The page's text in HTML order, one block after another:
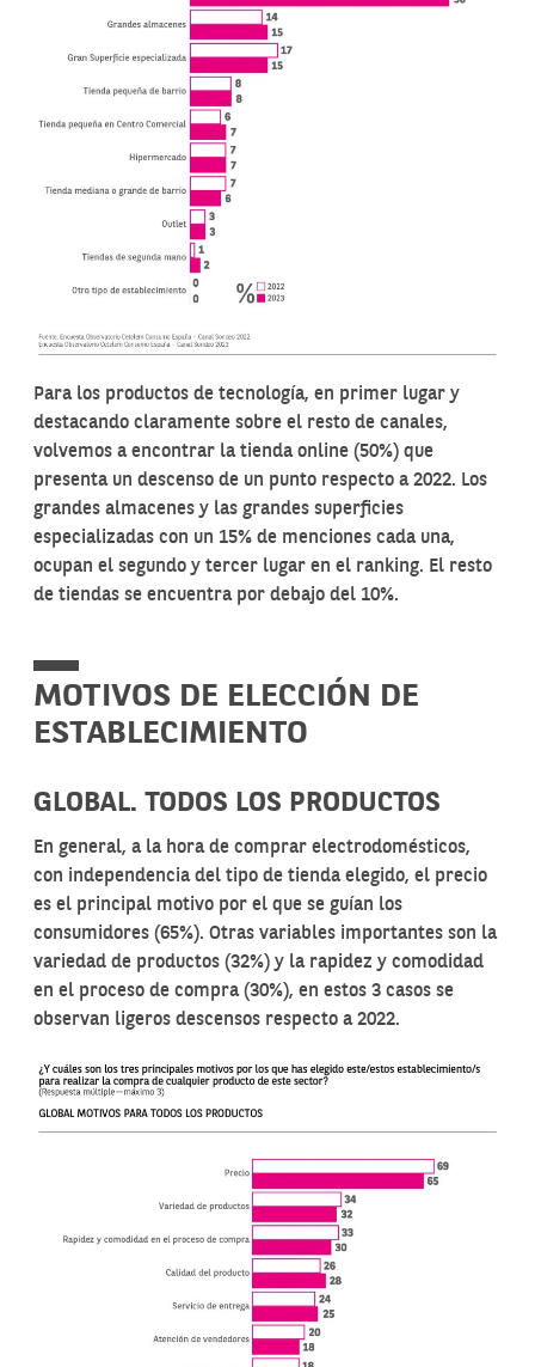
Para los productos de tecnología, en primer lugar y
destacando claramente sobre el resto de canales,
volvemos a encontrar la tienda online (50%) que
presenta un descenso de un punto respecto a 2022. Los
grandes almacenes y las grandes superficies
especializadas con un 15% de menciones cada una,
ocupan el segundo y tercer lugar en el ranking. El resto
de tiendas se encuentra por debajo del 10%.
MOTIVOS DE ELECCIÓN DE
ESTABLECIMIENTO
GLOBAL. TODOS LOS PRODUCTOS
En general, a la hora de comprar electrodomésticos,
con independencia del tipo de tienda elegido, el precio
es el principal motivo por el que se guían los
consumidores (65%). Otras variables importantes son la
variedad de productos (32%) y la rapidez y comodidad
en el proceso de compra (30%), en estos 3 casos se
observan ligeros descensos respecto a 2022.